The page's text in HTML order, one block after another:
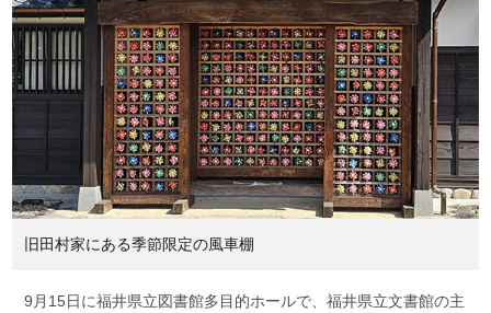
旧田村家にある季節限定の風車棚
9月15日に福井県立図書館多目的ホールで、福井県立文書館の主